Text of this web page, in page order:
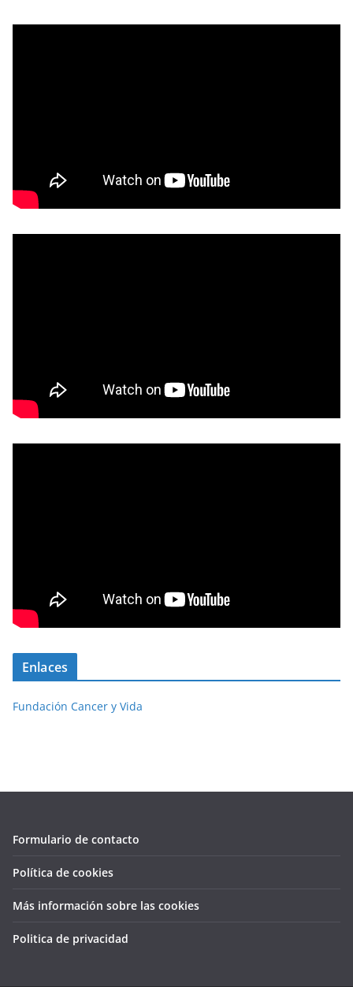
Enlaces
Fundación Cancer y Vida
Formulario de contacto
Política de cookies
Más información sobre las cookies
Politica de privacidad